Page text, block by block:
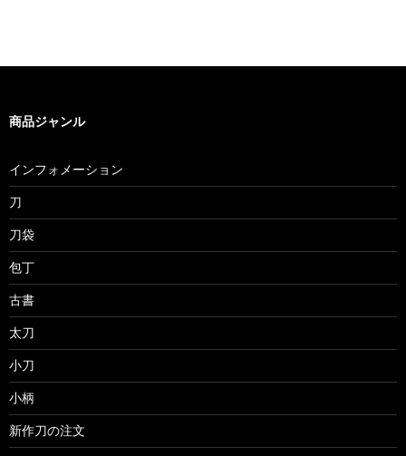
商品ジャンル
インフォメーション
刀
刀袋
包丁
古書
太刀
小刀
小柄
新作刀の注文